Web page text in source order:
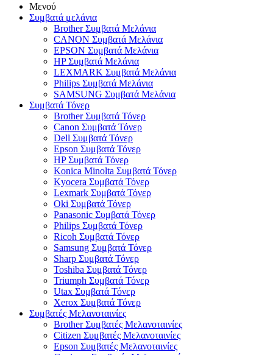
Μενού
Συμβατά μελάνια
Brother Συμβατά Μελάνια
CANON Συμβατά Μελάνια
EPSON Συμβατά Μελάνια
HP Συμβατά Μελάνια
LEXMARK Συμβατά Μελάνια
Philips Συμβατά Μελάνια
SAMSUNG Συμβατά Μελάνια
Συμβατά Τόνερ
Brother Συμβατά Τόνερ
Canon Συμβατά Τόνερ
Dell Συμβατά Τόνερ
Epson Συμβατά Τόνερ
HP Συμβατά Τόνερ
Konica Minolta Συμβατά Τόνερ
Kyocera Συμβατά Τόνερ
Lexmark Συμβατά Τόνερ
Oki Συμβατά Τόνερ
Panasonic Συμβατά Τόνερ
Philips Συμβατά Τόνερ
Ricoh Συμβατά Τόνερ
Samsung Συμβατά Τόνερ
Sharp Συμβατά Τόνερ
Toshiba Συμβατά Τόνερ
Triumph Συμβατά Τόνερ
Utax Συμβατά Τόνερ
Xerox Συμβατά Τόνερ
Συμβατές Μελανοταινίες
Brother Συμβατές Μελανοταινίες
Citizen Συμβατές Μελανοταινίες
Epson Συμβατές Μελανοταινίες